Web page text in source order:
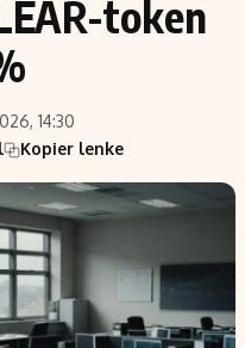
Selskaper
Aksjer
Annonsepolicy
token
14:30
Kopier lenke